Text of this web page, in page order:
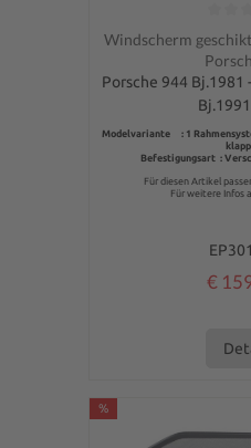
Gemiddelde
Windscherm geschikt
Porsche 944 Bj.1981
Modelvariante : 1
Befestigungsart :
Für diesen Artikel
Für weitere Infos
€
%